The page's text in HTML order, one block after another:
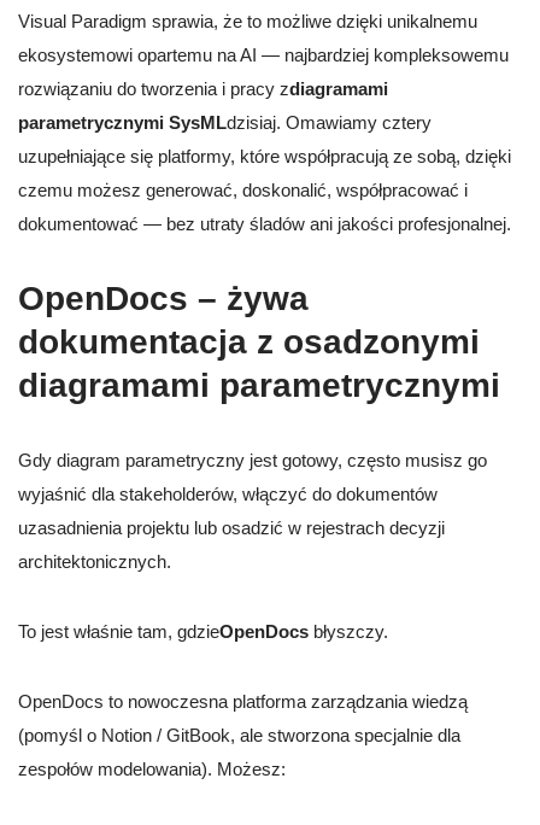
Visual Paradigm sprawia, że to możliwe dzięki unikalnemu
ekosystemowi opartemu na AI — najbardziej kompleksowemu
rozwiązaniu do tworzenia i pracy zdiagramami
parametrycznymi SysMLdzisiaj. Omawiamy cztery
uzupełniające się platformy, które współpracują ze sobą, dzięki
czemu możesz generować, doskonalić, współpracować i
dokumentować — bez utraty śladów ani jakości profesjonalnej.
OpenDocs – żywa
dokumentacja z osadzonymi
diagramami parametrycznymi
Gdy diagram parametryczny jest gotowy, często musisz go
wyjaśnić dla stakeholderów, włączyć do dokumentów
uzasadnienia projektu lub osadzić w rejestrach decyzji
architektonicznych.
To jest właśnie tam, gdzieOpenDocs błyszczy.
OpenDocs to nowoczesna platforma zarządzania wiedzą
(pomyśl o Notion / GitBook, ale stworzona specjalnie dla
zespołów modelowania). Możesz: